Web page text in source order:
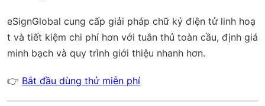
eSignGlobal cung cấp giải pháp chữ ký điện tử linh hoạ
t và tiết kiệm chi phí hơn với tuân thủ toàn cầu, định giá
minh bạch và quy trình giới thiệu nhanh hơn.
👉 Bắt đầu dùng thử miễn phí